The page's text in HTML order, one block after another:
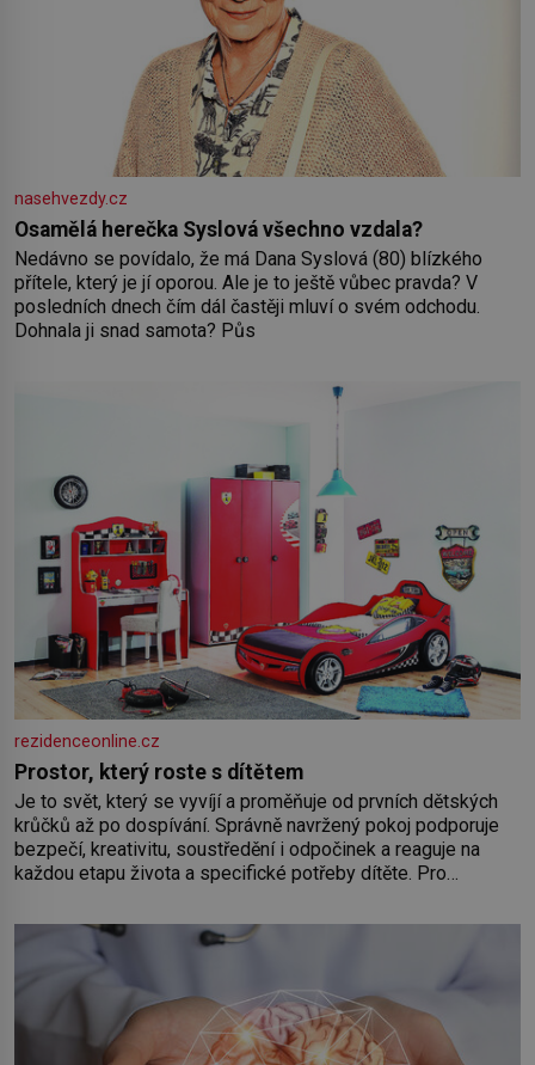
nasehvezdy.cz
Osamělá herečka Syslová všechno vzdala?
Nedávno se povídalo, že má Dana Syslová (80) blízkého
přítele, který je jí oporou. Ale je to ještě vůbec pravda? V
posledních dnech čím dál častěji mluví o svém odchodu.
Dohnala ji snad samota? Půs
rezidenceonline.cz
Prostor, který roste s dítětem
Je to svět, který se vyvíjí a proměňuje od prvních dětských
krůčků až po dospívání. Správně navržený pokoj podporuje
bezpečí, kreativitu, soustředění i odpočinek a reaguje na
každou etapu života a specifické potřeby dítěte. Pro
by pokoj miminka měl působit především klidně a útulně.
Předškolní věk je